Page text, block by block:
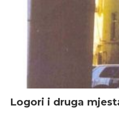
Logori i druga